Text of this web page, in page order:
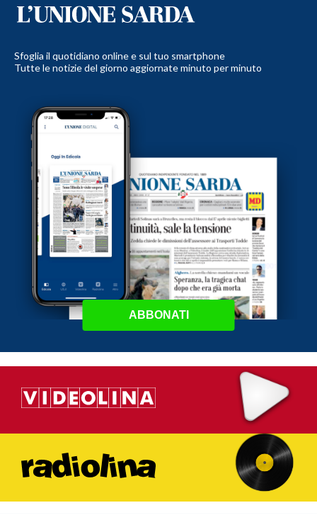
Sfoglia il quotidiano online e sul tuo smartphone
Tutte le notizie del giorno aggiornate minuto per minuto
ABBONATI